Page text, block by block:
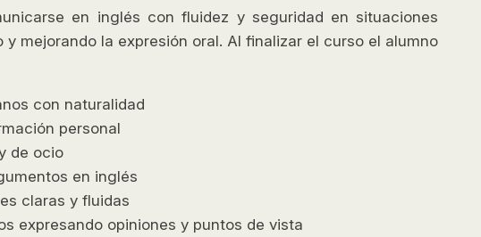
en inglés con fluidez y seguridad en situaciones
mejorando la expresión oral. Al finalizar el curso el alumno
con naturalidad
personal
de ocio
en inglés
claras y fluidas
expresando opiniones y puntos de vista